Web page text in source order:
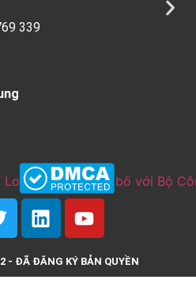
339
- ĐÃ ĐĂNG KÝ BẢN QUYỀN